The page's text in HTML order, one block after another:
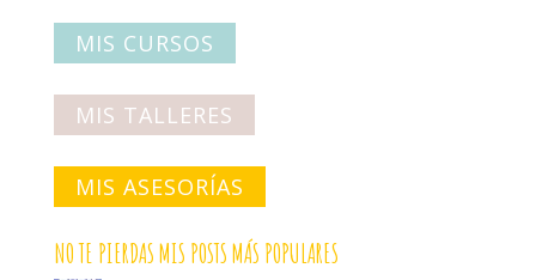
MIS CURSOS
MIS TALLERES
MIS ASESORÍAS
NO TE PIERDAS MIS POSTS MÁS POPULARES